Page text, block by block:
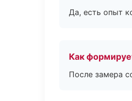
Да, есть опыт
Как
После замера